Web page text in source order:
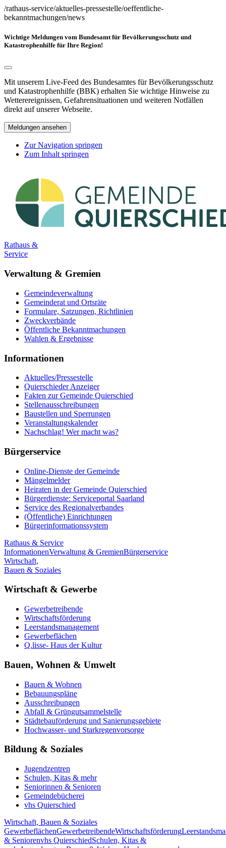
/rathaus-service/aktuelles-pressestelle/oeffentliche-
bekanntmachungen/news
Wichtige Meldungen vom Bundesamt für Bevölkerungsschutz und
Katastrophenhilfe für Ihre Region!
Mit unserem Live-Feed des Bundesamtes für Bevölkerungsschutz
und Katastrophenhilfe (BBK) erhalten Sie wichtige Hinweise zu
Wetterereignissen, Gefahrensituationen und weiteren Notfällen
direkt auf unserer Webseite.
Meldungen ansehen
Zur Navigation springen
Zum Inhalt springen
Rathaus &
Service
Verwaltung & Gremien
Gemeindeverwaltung
Gemeinderat und Ortsräte
Formulare, Satzungen, Richtlinien
Zweckverbände
Öffentliche Bekanntmachungen
Wahlen & Ergebnisse
Informationen
Aktuelles/Pressestelle
Quierschieder Anzeiger
Fakten zur Gemeinde Quierschied
Stellenausschreibungen
Baustellen und Sperrungen
Veranstaltungskalender
Nachschlag! Wer macht was?
Bürgerservice
Online-Dienste der Gemeinde
Mängelmelder
Heiraten in der Gemeinde Quierschied
Bürgerdienste: Serviceportal Saarland
Service des Regionalverbandes
(Öffentliche) Einrichtungen
Bürgerinformationssystem
Rathaus & Service
InformationenVerwaltung & GremienBürgerservice
Wirtschaft,
Bauen & Soziales
Wirtschaft & Gewerbe
Gewerbetreibende
Wirtschaftsförderung
Leerstandsmanagement
Gewerbeflächen
Q.lisse- Haus der Kultur
Bauen, Wohnen & Umwelt
Bauen & Wohnen
Bebauungspläne
Ausschreibungen
Abfall & Grüngutsammelstelle
Städtebauförderung und Sanierungsgebiete
Hochwasser- und Starkregenvorsorge
Bildung & Soziales
Jugendzentren
Schulen, Kitas & mehr
Seniorinnen & Senioren
Gemeindebücherei
vhs Quierschied
Wirtschaft, Bauen & Soziales
GewerbeflächenGewerbetreibendeWirtschaftsförderung
& Seniorenvhs QuierschiedSchulen, Kitas &